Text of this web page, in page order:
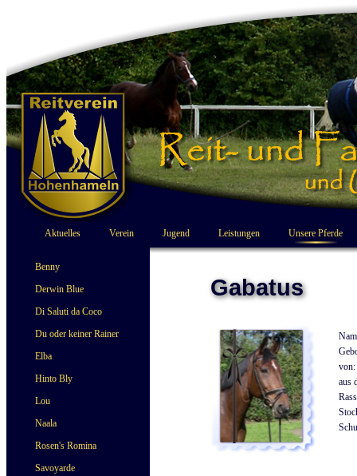
Aktuelles Verein Jugend Leistungen Unsere Pferde
Benny
Derwin Blue
Di Saluti da Coco
Du oder keiner Rainer
Elba
Hinto Bly
Lou
Naala
Rosen's Romina
Savoyarde
Gabatus
von:
aus